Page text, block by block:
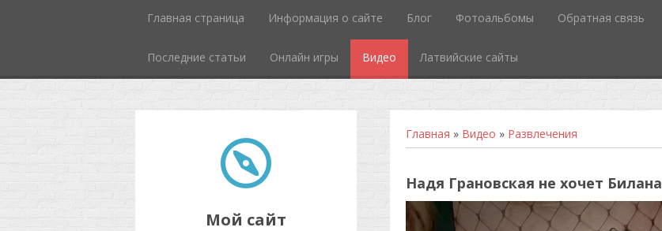
Главная страница Информация о сайте Блог Фотоальбомы Обратная связь
Последние статьи Онлайн игры Видео Латвийские сайты
Мой сайт
Главная » Видео » Развлечения
Надя Грановская не хочет Билана